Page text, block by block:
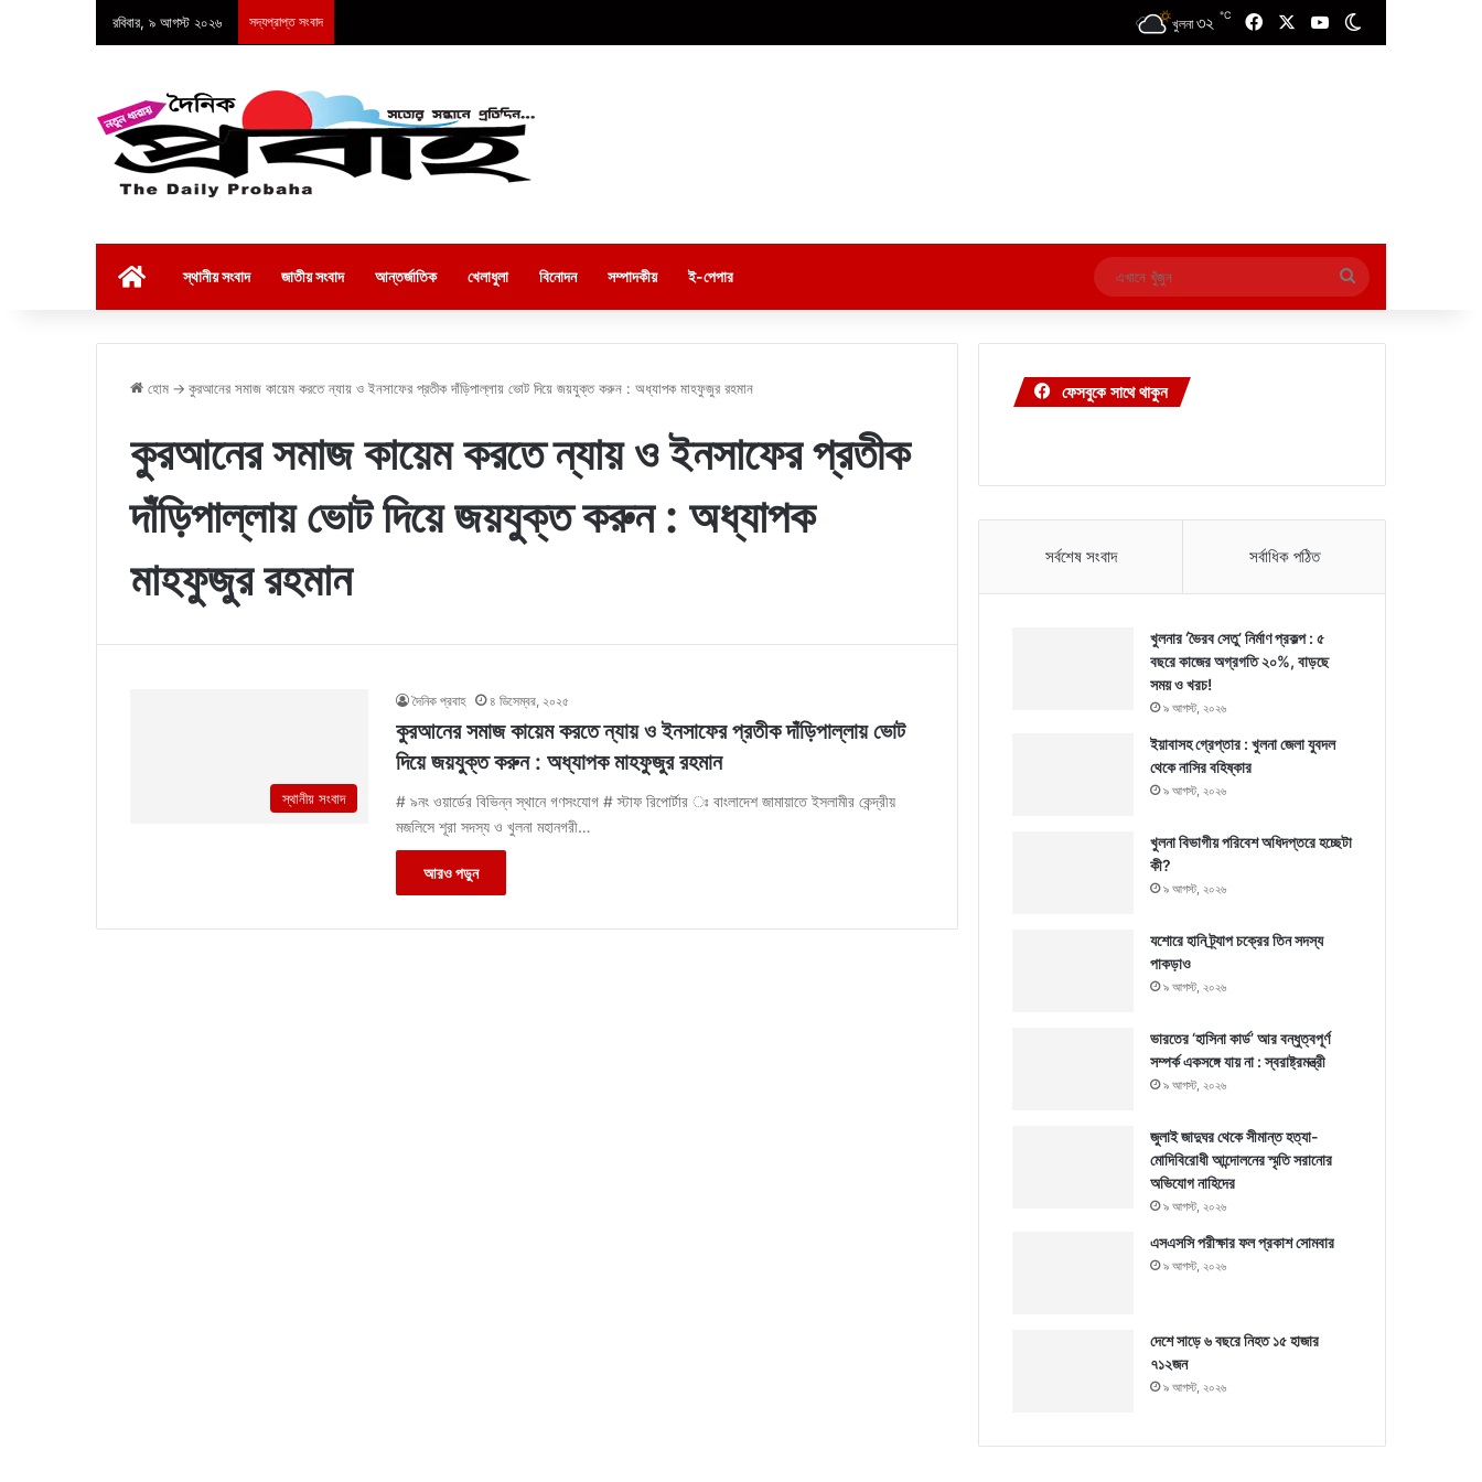
রবিবার, ৯ আগস্ট ২০২৬ সদ্যপ্রাপ্ত সংবাদ খুলনা ৩২ ℃ FacebookYouTube
স্থানীয় সংবাদ জাতীয় সংবাদ আন্তর্জাতিক খেলাধুলা বিনোদন সম্পাদকীয় ই-পেপার
এখানে
খুঁজুন
হোম → কুরআনের সমাজ কায়েম করতে ন্যায় ও ইনসাফের প্রতীক দাঁড়িপাল্লায় ভোট দিয়ে জয়যুক্ত করুন : অধ্যাপক মাহফুজুর রহমান
কুরআনের সমাজ কায়েম করতে ন্যায় ও ইনসাফের প্রতীক
দাঁড়িপাল্লায় ভোট দিয়ে জয়যুক্ত করুন : অধ্যাপক
মাহফুজুর রহমান
স্থানীয় সংবাদ
দৈনিক প্রবাহ ৪ ডিসেম্বর, ২০২৫
কুরআনের সমাজ কায়েম করতে ন্যায় ও ইনসাফের প্রতীক দাঁড়িপাল্লায় ভোট
দিয়ে জয়যুক্ত করুন : অধ্যাপক মাহফুজুর রহমান
# ৯নং ওয়ার্ডের বিভিন্ন স্থানে গণসংযোগ # স্টাফ রিপোর্টার ঃ বাংলাদেশ জামায়াতে ইসলামীর কেন্দ্রীয়
মজলিসে শূরা সদস্য ও খুলনা মহানগরী…
আরও পড়ুন
ফেসবুকে সাথে থাকুন
সর্বশেষ সংবাদ সর্বাধিক পঠিত
খুলনার ‘ভৈরব সেতু’ নির্মাণ প্রকল্প : ৫
বছরে কাজের অগ্রগতি ২০%, বাড়ছে
সময় ও খরচ!
৯ আগস্ট, ২০২৬
ইয়াবাসহ গ্রেপ্তার : খুলনা জেলা যুবদল
থেকে নাসির বহিষ্কার
৯ আগস্ট, ২০২৬
খুলনা বিভাগীয় পরিবেশ অধিদপ্তরে হচ্ছেটা
কী?
৯ আগস্ট, ২০২৬
যশোরে হানি ট্র্যাপ চক্রের তিন সদস্য
পাকড়াও
৯ আগস্ট, ২০২৬
ভারতের ‘হাসিনা কার্ড’ আর বন্ধুত্বপূর্ণ
সম্পর্ক একসঙ্গে যায় না : স্বরাষ্ট্রমন্ত্রী
৯ আগস্ট, ২০২৬
জুলাই জাদুঘর থেকে সীমান্ত হত্যা-
মোদিবিরোধী আন্দোলনের স্মৃতি সরানোর
অভিযোগ নাহিদের
৯ আগস্ট, ২০২৬
এসএসসি পরীক্ষার ফল প্রকাশ সোমবার
৯ আগস্ট, ২০২৬
দেশে সাড়ে ৬ বছরে নিহত ১৫ হাজার
৭১২জন
৯ আগস্ট, ২০২৬